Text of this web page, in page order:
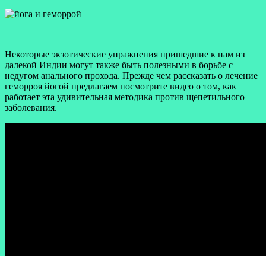
Некоторые экзотические упражнения пришедшие к нам из
далекой Индии могут также быть полезными в борьбе с
недугом анального прохода. Прежде чем рассказать о лечение
геморроя йогой предлагаем посмотрите видео о том, как
работает эта удивительная методика против щепетильного
заболевания.